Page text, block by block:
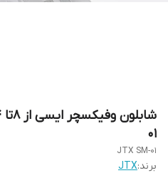
01
JTX SM-01
برند:JTX